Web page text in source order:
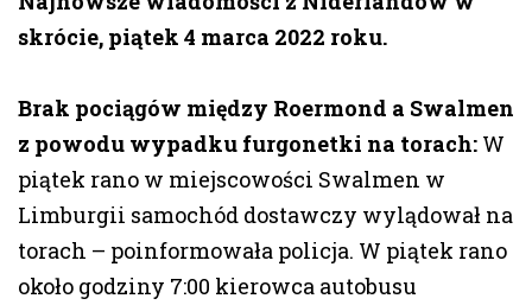
skrócie, piątek 4 marca 2022 roku.
Brak pociągów między Roermond a Swalmen
z powodu wypadku furgonetki na torach: W
piątek rano w miejscowości Swalmen w
Limburgii samochód dostawczy wylądował na
torach – poinformowała policja. W piątek rano
około godziny 7:00 kierowca autobusu